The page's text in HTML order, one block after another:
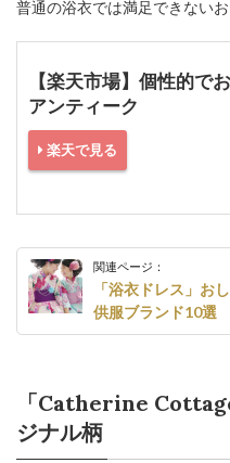
普通の浴衣では満足できない
【楽天市場】個性的で
アンティーク
楽天で見る
関連ページ：
「浴衣ドレス」お
供服ブランド10
「Catherine
ジナル柄